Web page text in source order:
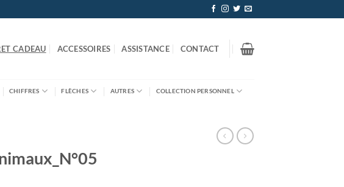
CADEAU ACCESSOIRES ASSISTANCE CONTACT
CHIFFRES FLÈCHES AUTRES COLLECTION PERSONNEL